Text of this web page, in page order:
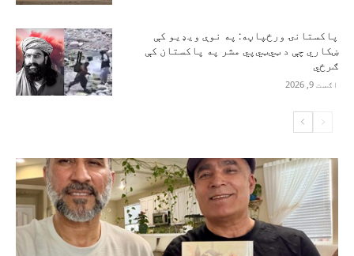
پاکستانۍ ورځپاڼه: په نوې ویډیو کې
ښکاري چې د ټي‌ټي‌پي مشر په پاکستان کې
ګرځي
اګست 9, 2026